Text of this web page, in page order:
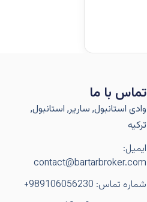
تماس با ما
وادی استانبول, ساریر, استانبول,
ترکیه
ایمیل:
contact@bartarbroker.com
شماره تماس: 989106056230+